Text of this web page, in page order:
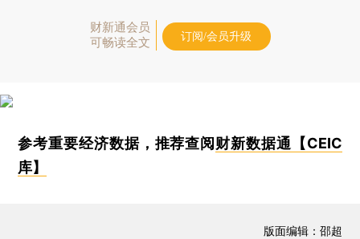
财新通会员
可畅读全文
订阅/会员升级
参考重要经济数据，推荐查阅 财新数据通【CEIC
库】
版面编辑：邵超